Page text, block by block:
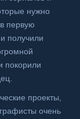
нужно
первую
получили
покорили
проекты,
очень